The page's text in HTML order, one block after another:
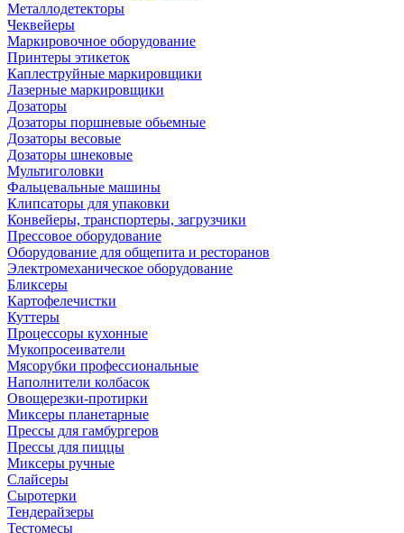
Металлодетекторы
Чеквейеры
Маркировочное оборудование
Принтеры этикеток
Каплеструйные маркировщики
Лазерные маркировщики
Дозаторы
Дозаторы поршневые обьемные
Дозаторы весовые
Дозаторы шнековые
Мультиголовки
Фальцевальные машины
Клипсаторы для упаковки
Конвейеры, транспортеры, загрузчики
Прессовое оборудование
Оборудование для общепита и ресторанов
Электромеханическое оборудование
Бликсеры
Картофелечистки
Куттеры
Процессоры кухонные
Мукопросеиватели
Мясорубки профессиональные
Наполнители колбасок
Овощерезки-протирки
Миксеры планетарные
Прессы для гамбургеров
Прессы для пиццы
Миксеры ручные
Слайсеры
Сыротерки
Тендерайзеры
Тестомесы